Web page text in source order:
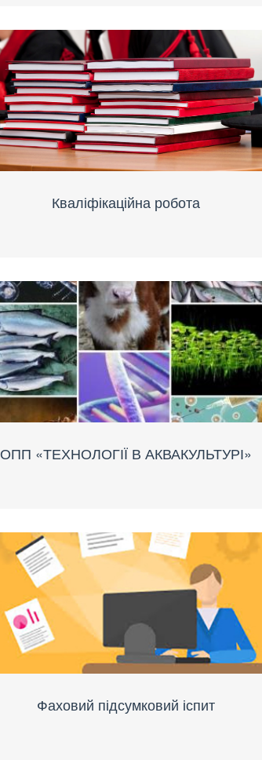
Кваліфікаційна робота
ОПП «ТЕХНОЛОГІЇ В АКВАКУЛЬТУРІ»
Фаховий підсумковий іспит